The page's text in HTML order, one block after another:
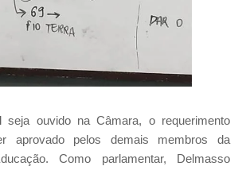
seja ouvido na Câmara, o requerimento
aprovado pelos demais membros da
Como parlamentar, Delmasso